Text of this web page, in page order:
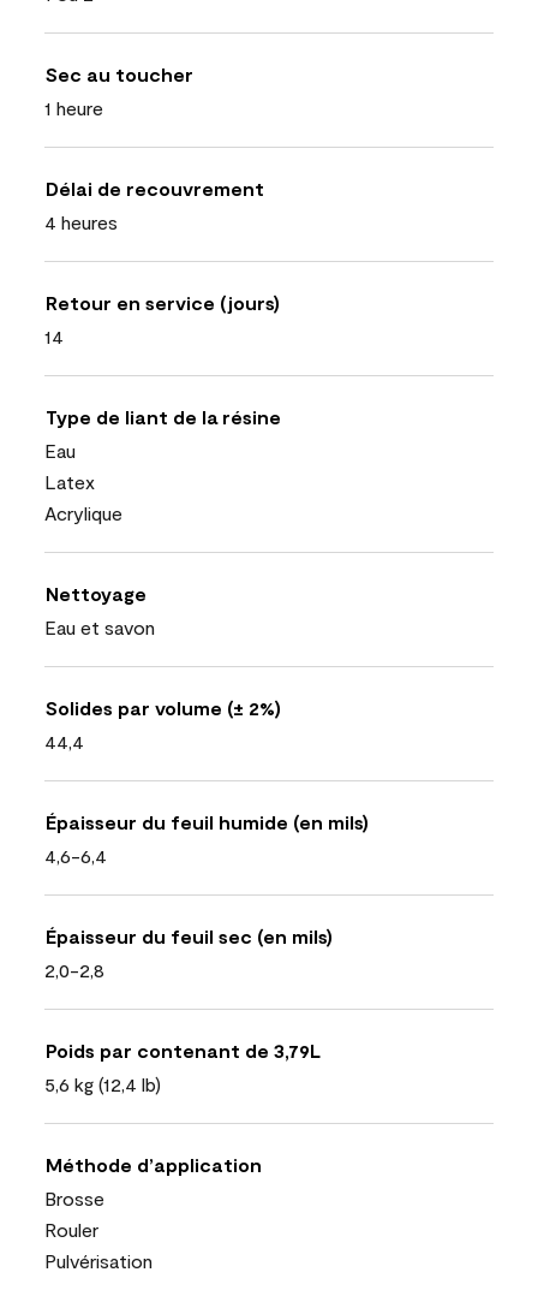
Sec au toucher
1 heure
Délai de recouvrement
4 heures
Retour en service (jours)
14
Type de liant de la résine
Eau
Latex
Acrylique
Nettoyage
Eau et savon
Solides par volume (± 2%)
44,4
Épaisseur du feuil humide (en mils)
4,6-6,4
Épaisseur du feuil sec (en mils)
2,0-2,8
Poids par contenant de 3,79L
5,6 kg (12,4 lb)
Méthode d’application
Brosse
Rouler
Pulvérisation